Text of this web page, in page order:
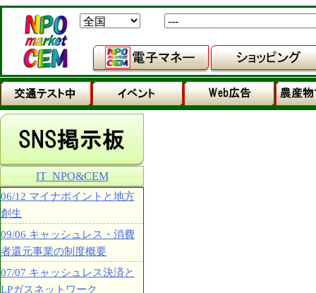
IT_NPO&CEM
06/12 マイナポイントと地方
創生
09/06 キャッシュレス・消費
者還元事業の制度概要
07/07 キャッシュレス決済と
LPガスネットワーク